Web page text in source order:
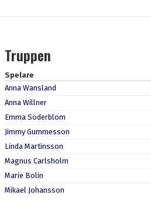
DOKUMENT
KONTAKT
Truppen
Spelare
Anna Wansland
Anna Willner
Emma Söderblom
Jimmy Gummesson
Linda Martinsson
Magnus Carlsholm
Marie Bolin
Mikael Johansson